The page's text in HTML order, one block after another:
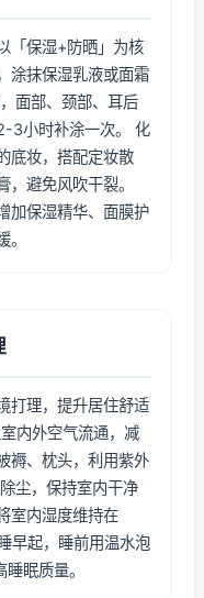
「保湿+防晒」为核
涂抹保湿乳液或面霜
面部、颈部、耳后
3小时补涂一次。 化
底妆，搭配定妆散
避免风吹干裂。
加保湿精华、面膜护
打理，提升居住舒适
内外空气流通，减
褥、枕头，利用紫外
尘，保持室内干净
室内湿度维持在
早起，睡前用温水泡
眠质量。